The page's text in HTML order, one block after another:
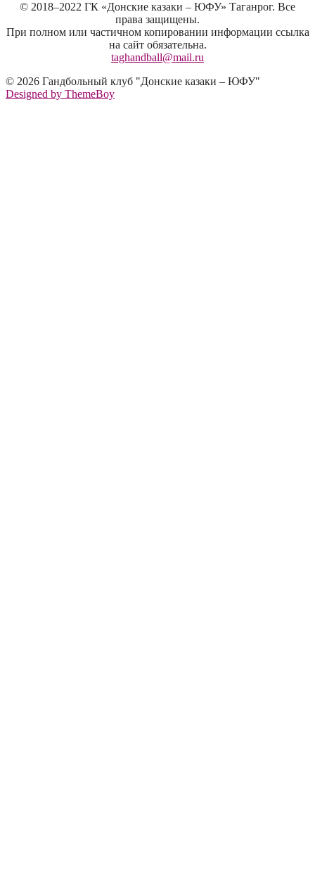
© 2018–2022 ГК «Донские казаки – ЮФУ» Таганрог. Все
права защищены.
При полном или частичном копировании информации ссылка
на сайт обязательна.
taghandball@mail.ru
© 2026 Гандбольный клуб "Донские казаки – ЮФУ"
Designed by ThemeBoy